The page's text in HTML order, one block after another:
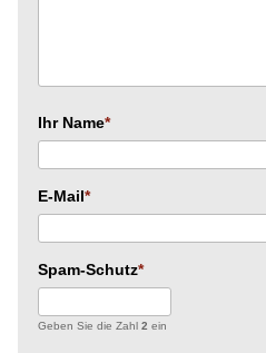
Ihr Name
E-Mail
Spam-Schutz
Geben Sie die Zahl 2 ein